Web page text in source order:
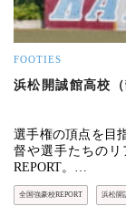
FOOTIES
浜松開誠館高校
選手権の頂点を目
督や選手たちの
REPORT。…
全国強豪校REPORT 浜松開